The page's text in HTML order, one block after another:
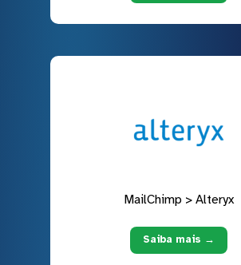
MailChimp > Alteryx
Saiba mais →